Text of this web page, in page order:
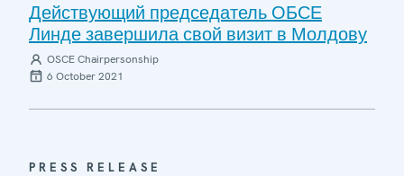
Действующий председатель ОБСЕ
Линде завершила свой визит в Молдову
OSCE Chairpersonship
6 October 2021
PRESS RELEASE